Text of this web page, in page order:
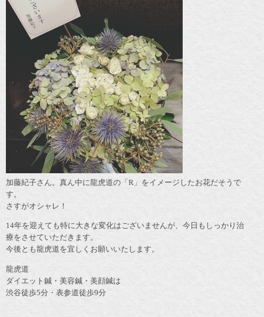
加藤紀子さん。真ん中に龍虎道の「R」をイメージしたお花だそうで
す。
さすがオシャレ！
14年を迎えても特に大きな変化はございませんが、今日もしっかり治
療をさせていただきます。
今後とも龍虎道を宜しくお願いいたします。
龍虎道
ダイエット鍼・美容鍼・美顔鍼は
渋谷徒歩5分・表参道徒歩9分